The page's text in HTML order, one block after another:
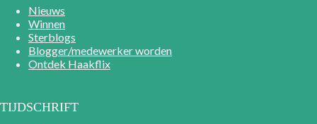
Nieuws
Winnen
Sterblogs
Blogger/medewerker worden
Ontdek Haakflix
TIJDSCHRIFT